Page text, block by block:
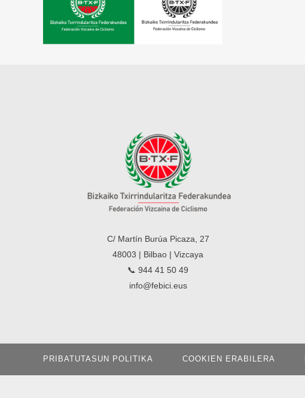
C/ Martín Burúa Picaza, 27
48003 | Bilbao | Vizcaya
📞 944 41 50 49
info@febici.eus
PRIBATUTASUN POLITIKA COOKIEN ERABILERA